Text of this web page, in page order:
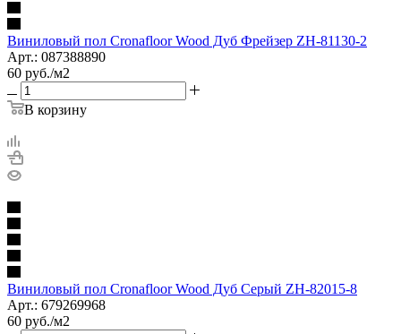
Виниловый пол Cronafloor Wood Дуб Фрейзер ZH-81130-2
Арт.: 087388890
60 руб./м2
В корзину
Виниловый пол Cronafloor Wood Дуб Серый ZH-82015-8
Арт.: 679269968
60 руб./м2